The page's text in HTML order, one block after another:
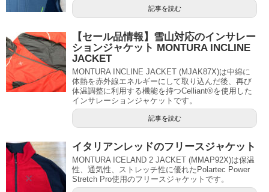
記事を読む
【セール品情報】雪山対応のインサレー
ションジャケット MONTURA INCLINE
JACKET
MONTURA INCLINE JACKET (MJAK87X)は中綿に
体熱を赤外線エネルギーにして取り込んだ後、再び
体温調整に利用する機能を持つCelliant®を使用した
インサレーションジャケットです。
記事を読む
イタリアンレッドのフリースジャケット
MONTURA ICELAND 2 JACKET (MMAP92X)は保温
性、通気性、ストレッチ性に優れたPolartec Power
Stretch Pro使用のフリースジャケットです。